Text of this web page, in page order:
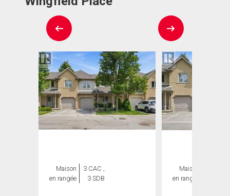
Maison
en rangée
3 CAC ,
3 SDB
Maison
en rangée